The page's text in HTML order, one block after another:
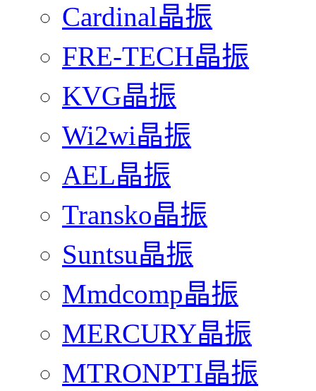
Cardinal晶振
FRE-TECH晶振
KVG晶振
Wi2wi晶振
AEL晶振
Transko晶振
Suntsu晶振
Mmdcomp晶振
MERCURY晶振
MTRONPTI晶振